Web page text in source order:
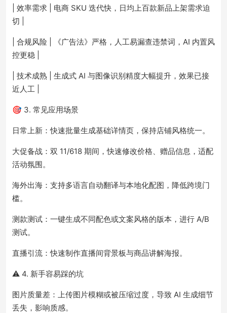
| 效率需求 | 电商 SKU 迭代快，日均上百款新品上架需求迫
切 |
| 合规风险 | 《广告法》严格，人工易漏查违禁词，AI 内置风
控更稳 |
| 技术成熟 | 生成式 AI 与图像识别精度大幅提升，效果已接
近人工 |
🎯 3. 常见应用场景
日常上新：快速批量生成基础详情页，保持店铺风格统一。
大促备战：双 11/618 期间，快速修改价格、赠品信息，适配
活动氛围。
海外出海：支持多语言自动翻译与本地化配图，降低跨境门
槛。
测款测试：一键生成不同配色或文案风格的版本，进行 A/B
测试。
直播引流：快速制作直播间背景板与商品讲解海报。
⚠️ 4. 新手容易踩的坑
图片质量差：上传图片模糊或被压缩过度，导致 AI 生成细节
丢失，影响质感。